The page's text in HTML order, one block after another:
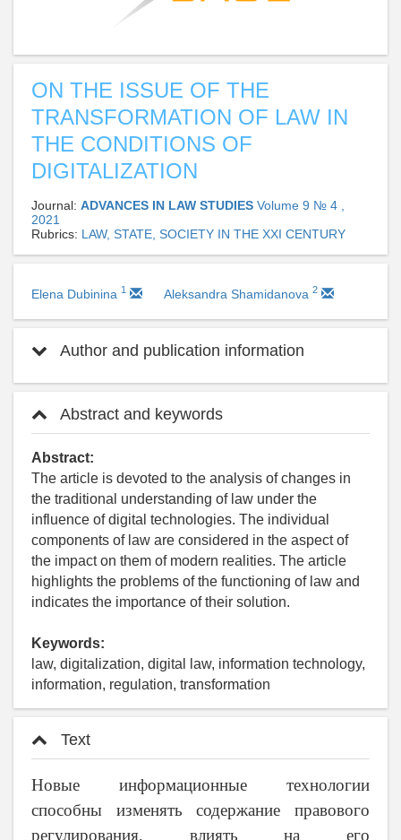
ON THE ISSUE OF THE
TRANSFORMATION OF LAW IN
THE CONDITIONS OF
DIGITALIZATION
Journal: ADVANCES IN LAW STUDIES Volume 9 № 4 ,
2021
Rubrics: LAW, STATE, SOCIETY IN THE XXI CENTURY
Elena Dubinina 1 Aleksandra Shamidanova 2
Author and publication information
Abstract and keywords
Abstract:
The article is devoted to the analysis of changes in
the traditional understanding of law under the
influence of digital technologies. The individual
components of law are considered in the aspect of
the impact on them of modern realities. The article
highlights the problems of the functioning of law and
indicates the importance of their solution.
Keywords:
law, digitalization, digital law, information technology,
information, regulation, transformation
Text
Новые информационные технологии
способны изменять содержание правового
регулирования, влиять на его